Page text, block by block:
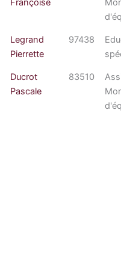
Françoise
Legrand
Pierrette
97438
Ducrot
Pascale
83510